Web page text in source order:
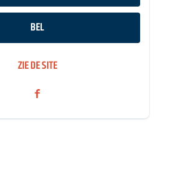
BEL
ZIE DE SITE